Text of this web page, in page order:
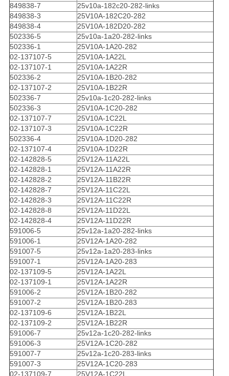
849838-7
25v10a-182c20-282-links
849838-3
25V10A-182C20-282
849838-4
25V10A-182D20-282
502336-5
25v10a-1a20-282-links
502336-1
25V10A-1A20-282
02-137107-5
25V10A-1A22L
02-137107-1
25V10A-1A22R
502336-2
25V10A-1B20-282
02-137107-2
25V10A-1B22R
502336-7
25v10a-1c20-282-links
502336-3
25V10A-1C20-282
02-137107-7
25V10A-1C22L
02-137107-3
25V10A-1C22R
502336-4
25V10A-1D20-282
02-137107-4
25V10A-1D22R
02-142828-5
25V12A-11A22L
02-142828-1
25V12A-11A22R
02-142828-2
25V12A-11B22R
02-142828-7
25V12A-11C22L
02-142828-3
25V12A-11C22R
02-142828-8
25V12A-11D22L
02-142828-4
25V12A-11D22R
591006-5
25v12a-1a20-282-links
591006-1
25V12A-1A20-282
591007-5
25v12a-1a20-283-links
591007-1
25V12A-1A20-283
02-137109-5
25V12A-1A22L
02-137109-1
25V12A-1A22R
591006-2
25V12A-1B20-282
591007-2
25V12A-1B20-283
02-137109-6
25V12A-1B22L
02-137109-2
25V12A-1B22R
591006-7
25v12a-1c20-282-links
591006-3
25V12A-1C20-282
591007-7
25v12a-1c20-283-links
591007-3
25V12A-1C20-283
02-137109-7
25V12A-1C22L